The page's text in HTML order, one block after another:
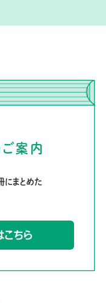
ご案内
にまとめた
こちら